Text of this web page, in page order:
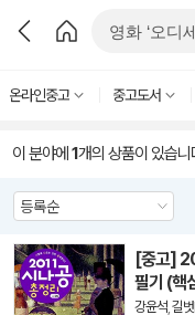
온라인중고 중고도서
이 분야에 1개의 상품이 있습니
[중고]
필기 (핵
강윤석 길